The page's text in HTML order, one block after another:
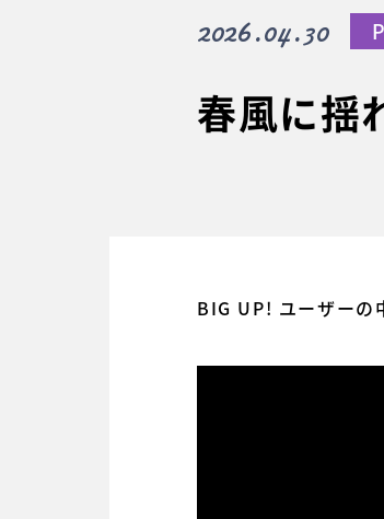
春風に揺
2026.04.30
BIG UP! ユーザーの